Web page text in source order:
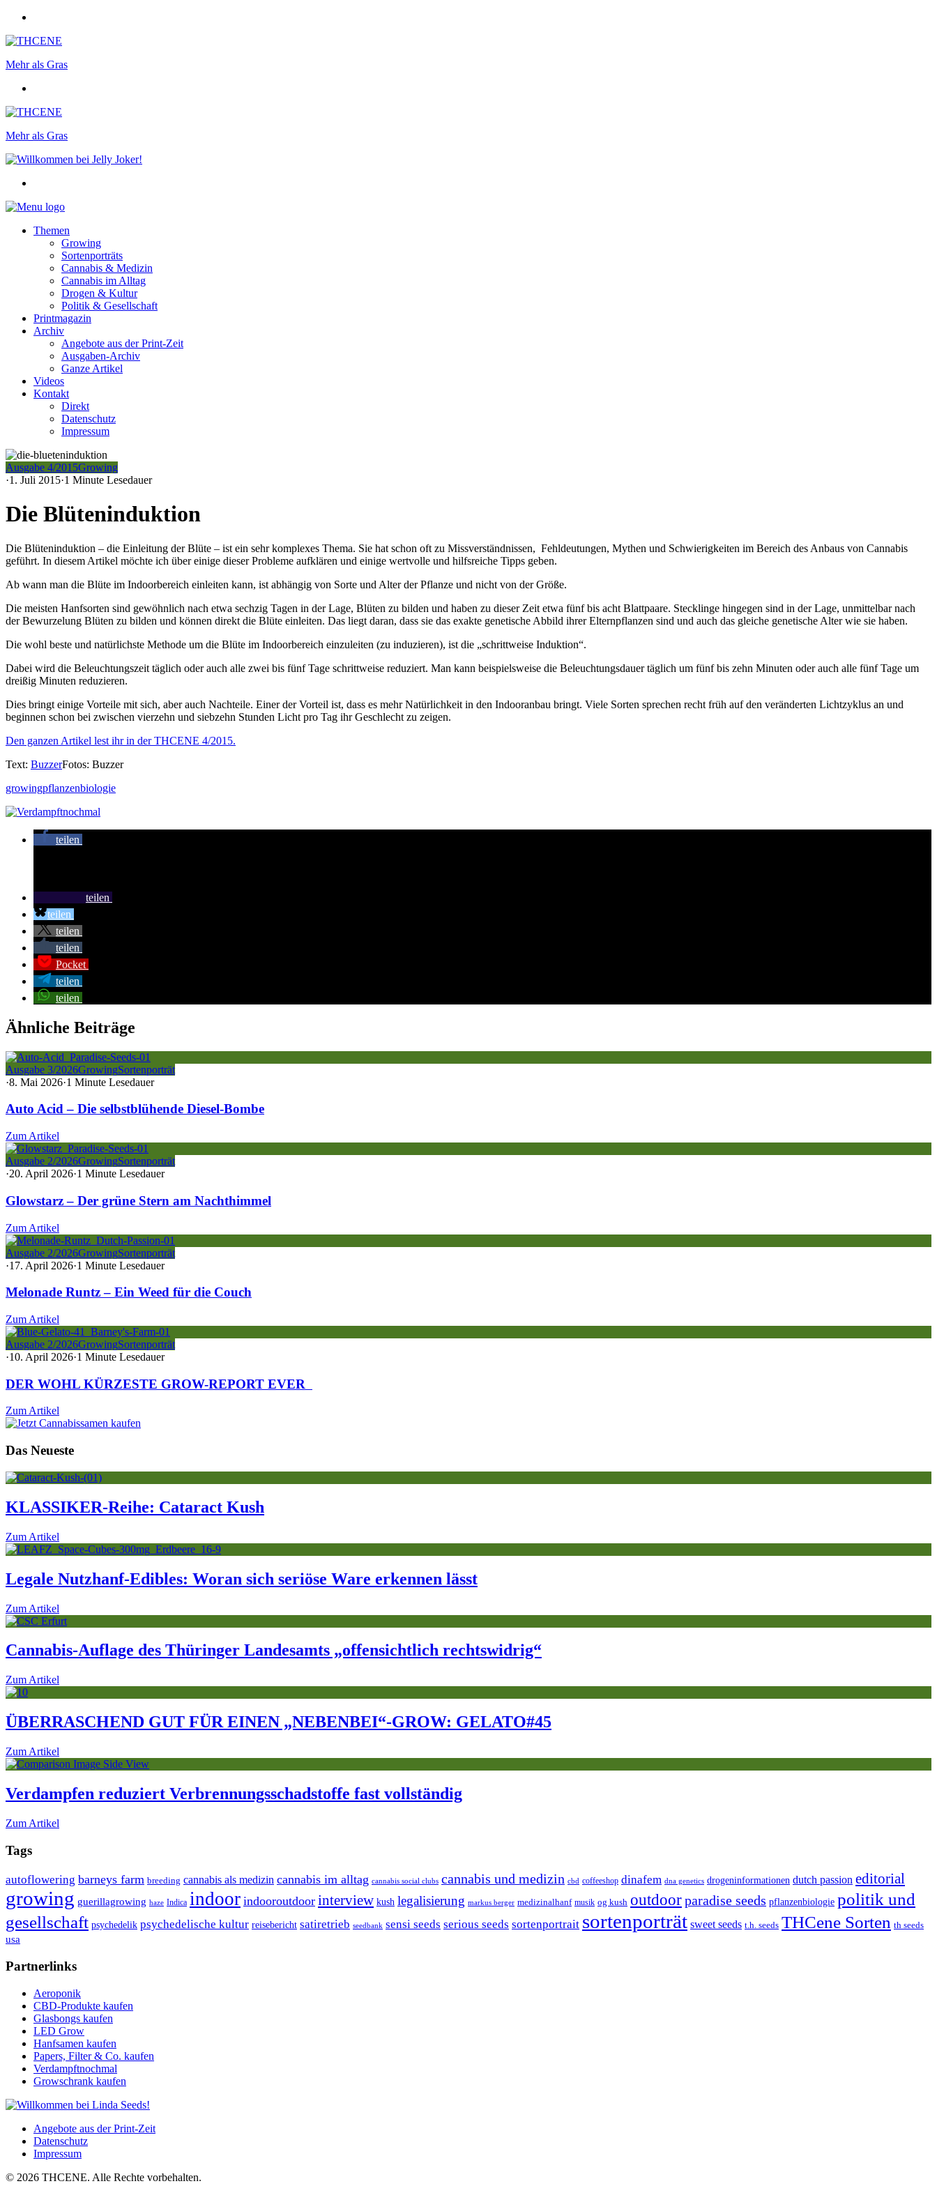
Mehr als Gras
Mehr als Gras
Themen
Growing
Sortenporträts
Cannabis & Medizin
Cannabis im Alltag
Drogen & Kultur
Politik & Gesellschaft
Printmagazin
Archiv
Angebote aus der Print-Zeit
Ausgaben-Archiv
Ganze Artikel
Videos
Kontakt
Direkt
Datenschutz
Impressum
Ausgabe 4/2015Growing
·1. Juli 2015·1 Minute Lesedauer
Die Blüteninduktion
Die Blüteninduktion – die Einleitung der Blüte – ist ein sehr komplexes Thema. Sie hat schon oft zu Missverständnissen, Fehldeutungen, Mythen und Schwierigkeiten im Bereich des Anbaus von Cannabis
geführt. In diesem Artikel möchte ich über einige dieser Probleme aufklären und einige wertvolle und hilfsreiche Tipps geben.
Ab wann man die Blüte im Indoorbereich einleiten kann, ist abhängig von Sorte und Alter der Pflanze und nicht von der Größe.
Die meisten Hanfsorten sind gewöhnlich nach etwa sechzig Tagen in der Lage, Blüten zu bilden und haben zu dieser Zeit etwa fünf bis acht Blattpaare. Stecklinge hingegen sind in der Lage, unmittelbar nach
der Bewurzelung Blüten zu bilden und können direkt die Blüte einleiten. Das liegt daran, dass sie das exakte genetische Abbild ihrer Elternpflanzen sind und auch das gleiche genetische Alter wie sie haben.
Die wohl beste und natürlichste Methode um die Blüte im Indoorbereich einzuleiten (zu induzieren), ist die „schrittweise Induktion“.
Dabei wird die Beleuchtungszeit täglich oder auch alle zwei bis fünf Tage schrittweise reduziert. Man kann beispielsweise die Beleuchtungsdauer täglich um fünf bis zehn Minuten oder auch alle fünf Tage um
dreißig Minuten reduzieren.
Dies bringt einige Vorteile mit sich, aber auch Nachteile. Einer der Vorteil ist, dass es mehr Natürlichkeit in den Indooranbau bringt. Viele Sorten sprechen recht früh auf den veränderten Lichtzyklus an und
beginnen schon bei zwischen vierzehn und siebzehn Stunden Licht pro Tag ihr Geschlecht zu zeigen.
Den ganzen Artikel lest ihr in der THCENE 4/2015.
Text: BuzzerFotos: Buzzer
growingpflanzenbiologie
teilen
teilen
teilen
teilen
teilen
Pocket
teilen
teilen
Ähnliche Beiträge
Ausgabe 3/2026GrowingSortenporträt
·8. Mai 2026·1 Minute Lesedauer
Auto Acid – Die selbstblühende Diesel-Bombe
Zum Artikel
Ausgabe 2/2026GrowingSortenporträt
·20. April 2026·1 Minute Lesedauer
Glowstarz – Der grüne Stern am Nachthimmel
Zum Artikel
Ausgabe 2/2026GrowingSortenporträt
·17. April 2026·1 Minute Lesedauer
Melonade Runtz – Ein Weed für die Couch
Zum Artikel
Ausgabe 2/2026GrowingSortenporträt
·10. April 2026·1 Minute Lesedauer
DER WOHL KÜRZESTE GROW-REPORT EVER
Zum Artikel
Das Neueste
KLASSIKER-Reihe: Cataract Kush
Zum Artikel
Legale Nutzhanf-Edibles: Woran sich seriöse Ware erkennen lässt
Zum Artikel
Cannabis-Auflage des Thüringer Landesamts „offensichtlich rechtswidrig“
Zum Artikel
ÜBERRASCHEND GUT FÜR EINEN „NEBENBEI“-GROW: GELATO#45
Zum Artikel
Verdampfen reduziert Verbrennungsschadstoffe fast vollständig
Zum Artikel
Tags
autoflowering barneys farm breeding cannabis als medizin cannabis im alltag cannabis social clubs cannabis und medizin cbd coffeeshop dinafem dna genetics drogeninformationen dutch passion editorial
growing guerillagrowing haze Indica indoor indooroutdoor interview kush legalisierung markus berger medizinalhanf musik og kush outdoorparadise seeds pflanzenbiologie politik und
gesellschaft psychedelik psychedelische kultur reisebericht satiretrieb seedbank sensi seeds serious seeds sortenportrait sortenporträt sweet seeds t.h. seeds THCene Sorten th seeds
usa
Partnerlinks
Aeroponik
CBD-Produkte kaufen
Glasbongs kaufen
LED Grow
Hanfsamen kaufen
Papers, Filter & Co. kaufen
Verdampftnochmal
Growschrank kaufen
Angebote aus der Print-Zeit
Datenschutz
Impressum
© 2026 THCENE. Alle Rechte vorbehalten.